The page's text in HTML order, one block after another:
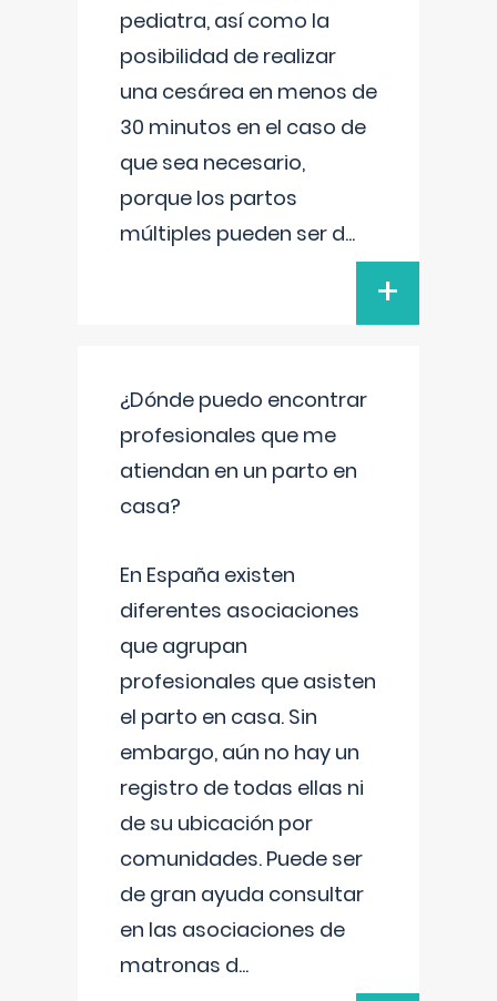
pediatra, así como la
posibilidad de realizar
una cesárea en menos de
30 minutos en el caso de
que sea necesario,
porque los partos
múltiples pueden ser d...
+
¿Dónde puedo encontrar
profesionales que me
atiendan en un parto en
casa?
En España existen
diferentes asociaciones
que agrupan
profesionales que asisten
el parto en casa. Sin
embargo, aún no hay un
registro de todas ellas ni
de su ubicación por
comunidades. Puede ser
de gran ayuda consultar
en las asociaciones de
matronas d...